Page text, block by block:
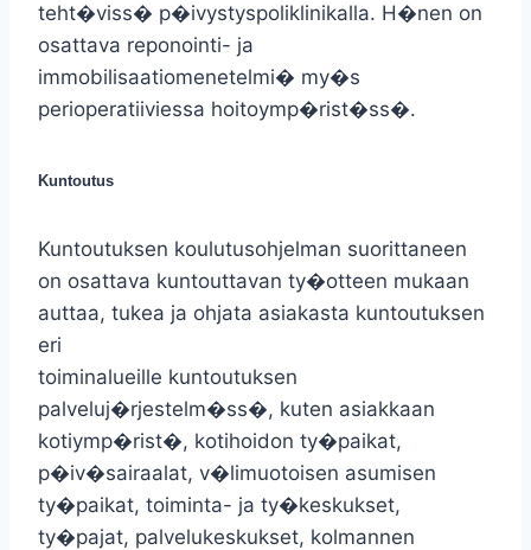
teht�viss� p�ivystyspoliklinikalla. H�nen on
osattava reponointi- ja
immobilisaatiomenetelmi� my�s
perioperatiiviessa hoitoymp�rist�ss�.
Kuntoutus
Kuntoutuksen koulutusohjelman suorittaneen
on osattava kuntouttavan ty�otteen mukaan
auttaa, tukea ja ohjata asiakasta kuntoutuksen
eri
toiminalueille kuntoutuksen
palveluj�rjestelm�ss�, kuten asiakkaan
kotiymp�rist�, kotihoidon ty�paikat,
p�iv�sairaalat, v�limuotoisen asumisen
ty�paikat, toiminta- ja ty�keskukset,
ty�pajat, palvelukeskukset, kolmannen